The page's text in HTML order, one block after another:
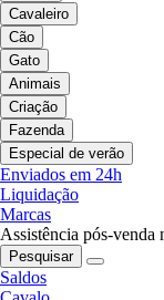
Cavaleiro
Cão
Gato
Animais
Criação
Fazenda
Especial de verão
Enviados em 24h
Liquidação
Marcas
Assistência pós-venda
Pesquisar
Saldos